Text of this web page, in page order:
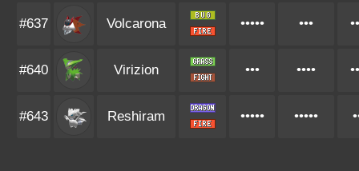
#637 Volcarona ••••• •••
#640 Virizion ••• ••••
#643 Reshiram ••••• •••••